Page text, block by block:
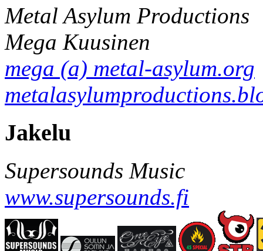
Metal Asylum Productions
Mega Kuusinen
mega (a) metal-asylum.org
Jakelu
Supersounds Music
www.supersounds.fi